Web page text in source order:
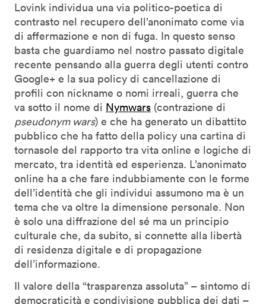
Lovink individua una via politico-poetica di
contrasto nel recupero dell’anonimato come via
di affermazione e non di fuga. In questo senso
basta che guardiamo nel nostro passato digitale
recente pensando alla guerra degli utenti contro
Google+ e la sua policy di cancellazione di
profili con nickname o nomi irreali, guerra che
va sotto il nome di Nymwars (contrazione di
pseudonym wars) e che ha generato un dibattito
pubblico che ha fatto della policy una cartina di
tornasole del rapporto tra vita online e logiche di
mercato, tra identità ed esperienza. L’anonimato
online ha a che fare indubbiamente con le forme
dell’identità che gli individui assumono ma è un
tema che va oltre la dimensione personale. Non
è solo una diffrazione del sé ma un principio
culturale che, da subito, si connette alla libertà
di residenza digitale e di propagazione
dell’informazione.
Il valore della “trasparenza assoluta” – sintomo di
democraticità e condivisione pubblica dei dati –